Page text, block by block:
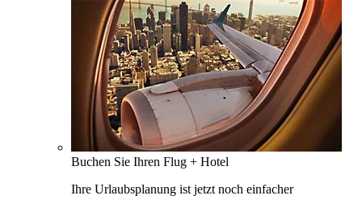
Buchen Sie Ihren Flug + Hotel
Ihre Urlaubsplanung ist jetzt noch einfacher